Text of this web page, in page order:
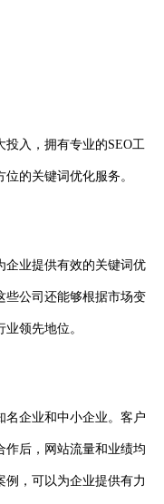
入，拥有专业的SEO工
的关键词优化服务。
企业提供有效的关键词优
些公司还能够根据市场变
领先地位。
名企业和中小企业。客户
作后，网站流量和业绩均
，可以为企业提供有力